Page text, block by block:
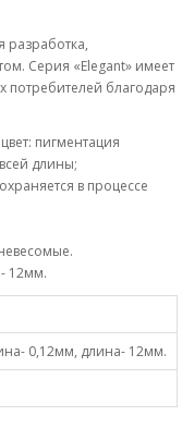
разработка,
Серия «Elegant» имеет
потребителей благодаря
пигментация
длины;
в процессе
12мм.
0,12мм, длина- 12мм.